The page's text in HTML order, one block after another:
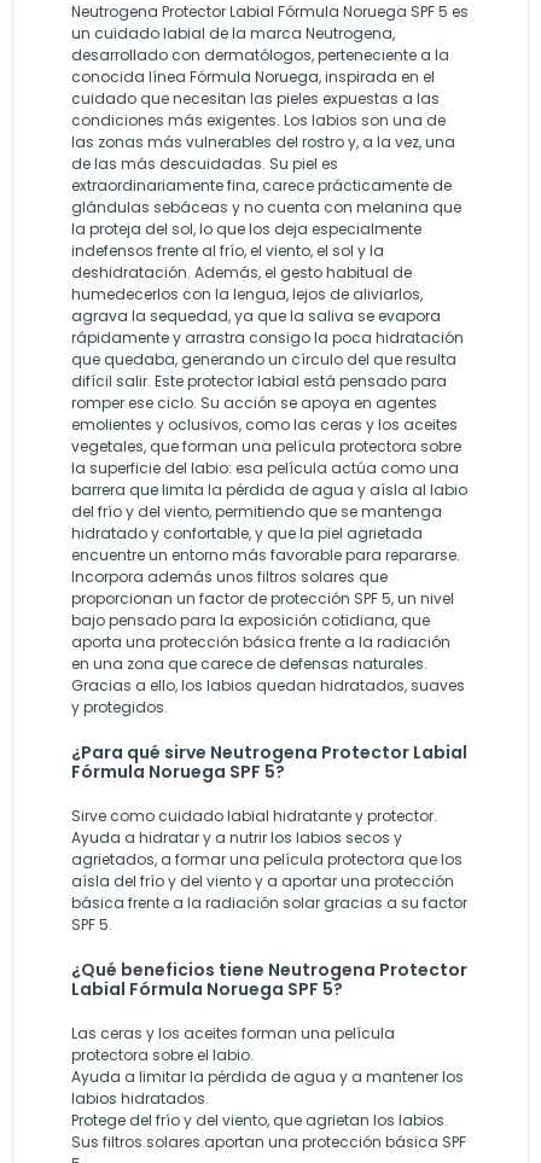
Neutrogena Protector Labial Fórmula Noruega SPF 5 es
un cuidado labial de la marca Neutrogena,
desarrollado con dermatólogos, perteneciente a la
conocida línea Fórmula Noruega, inspirada en el
cuidado que necesitan las pieles expuestas a las
condiciones más exigentes. Los labios son una de
las zonas más vulnerables del rostro y, a la vez, una
de las más descuidadas. Su piel es
extraordinariamente fina, carece prácticamente de
glándulas sebáceas y no cuenta con melanina que
la proteja del sol, lo que los deja especialmente
indefensos frente al frío, el viento, el sol y la
deshidratación. Además, el gesto habitual de
humedecerlos con la lengua, lejos de aliviarlos,
agrava la sequedad, ya que la saliva se evapora
rápidamente y arrastra consigo la poca hidratación
que quedaba, generando un círculo del que resulta
difícil salir. Este protector labial está pensado para
romper ese ciclo. Su acción se apoya en agentes
emolientes y oclusivos, como las ceras y los aceites
vegetales, que forman una película protectora sobre
la superficie del labio: esa película actúa como una
barrera que limita la pérdida de agua y aísla al labio
del frío y del viento, permitiendo que se mantenga
hidratado y confortable, y que la piel agrietada
encuentre un entorno más favorable para repararse.
Incorpora además unos filtros solares que
proporcionan un factor de protección SPF 5, un nivel
bajo pensado para la exposición cotidiana, que
aporta una protección básica frente a la radiación
en una zona que carece de defensas naturales.
Gracias a ello, los labios quedan hidratados, suaves
y protegidos.
¿Para qué sirve Neutrogena Protector Labial
Fórmula Noruega SPF 5?
Sirve como cuidado labial hidratante y protector.
Ayuda a hidratar y a nutrir los labios secos y
agrietados, a formar una película protectora que los
aísla del frío y del viento y a aportar una protección
básica frente a la radiación solar gracias a su factor
SPF 5.
¿Qué beneficios tiene Neutrogena Protector
Labial Fórmula Noruega SPF 5?
Las ceras y los aceites forman una película
protectora sobre el labio.
Ayuda a limitar la pérdida de agua y a mantener los
labios hidratados.
Protege del frío y del viento, que agrietan los labios.
Sus filtros solares aportan una protección básica SPF